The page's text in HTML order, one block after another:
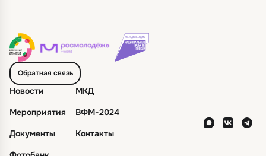
Обратная связь
Новости
МКД
Мероприятия
ВФМ-2024
Документы
Контакты